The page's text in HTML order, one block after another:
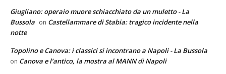
Giugliano: operaio muore schiacchiato da un muletto - La
Bussola on Castellammare di Stabia: tragico incidente nella
notte
Topolino e Canova: i classici si incontrano a Napoli - La Bussola
on Canova e l’antico, la mostra al MANN di Napoli